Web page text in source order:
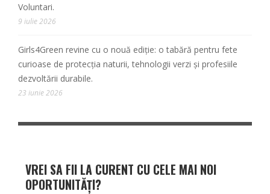
Voluntari.
9 iulie 2026
Girls4Green revine cu o nouă ediție: o tabără pentru fete
curioase de protecția naturii, tehnologii verzi și profesiile
dezvoltării durabile.
23 iunie 2026
VREI SA FII LA CURENT CU CELE MAI NOI
OPORTUNITĂȚI?